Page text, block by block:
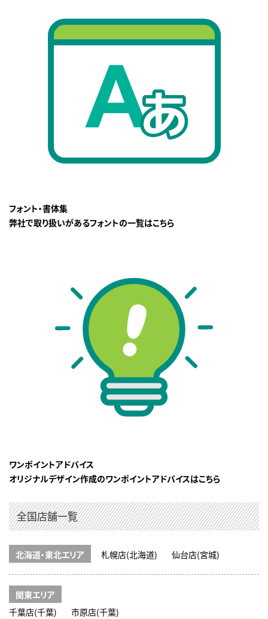
フォント・書体集
弊社で取り扱いがあるフォントの一覧はこちら
ワンポイントアドバイス
オリジナルデザイン作成のワンポイントアドバイスはこちら
全国店舗一覧
北海道・東北エリア 札幌店(北海道) 仙台店(宮城)
関東エリア
千葉店(千葉)
市原店(千葉)